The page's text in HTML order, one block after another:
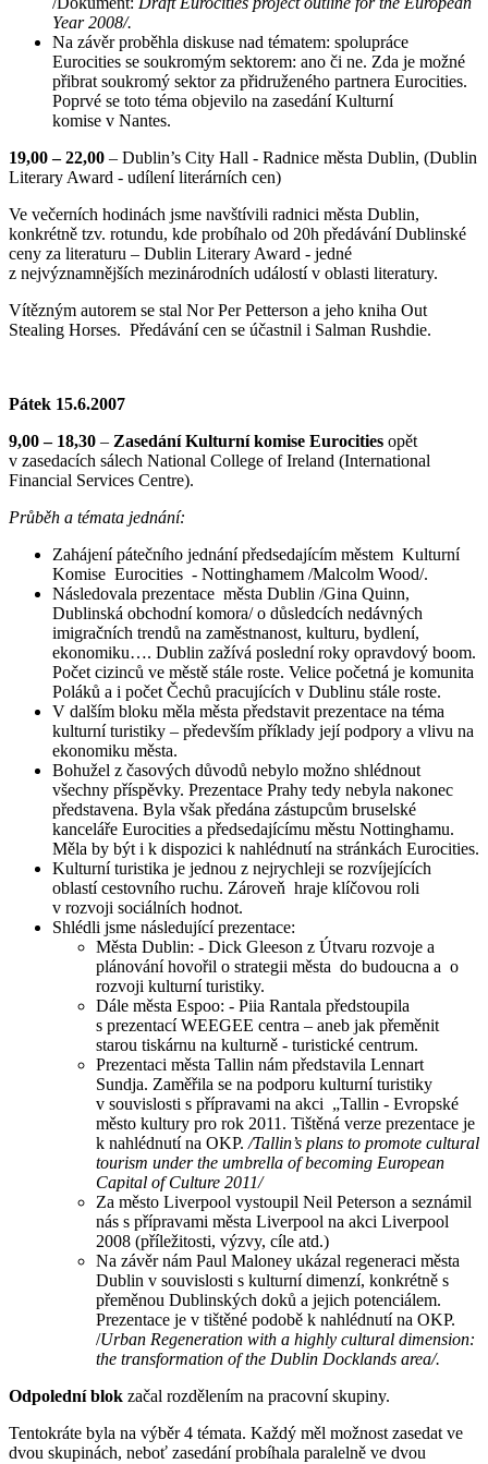
Year 2008/.
Na závěr proběhla diskuse nad tématem: spolupráce
Eurocities se soukromým sektorem: ano či ne. Zda je možné
přibrat soukromý sektor za přidruženého partnera Eurocities.
Poprvé se toto téma objevilo na zasedání Kulturní
komise v Nantes.
19,00 – 22,00 – Dublin’s City Hall - Radnice města Dublin, (Dublin
Literary Award - udílení literárních cen)
Ve večerních hodinách jsme navštívili radnici města Dublin,
konkrétně tzv. rotundu, kde probíhalo od 20h předávání Dublinské
ceny za literaturu – Dublin Literary Award - jedné
z nejvýznamnějších mezinárodních událostí v oblasti literatury.
Vítězným autorem se stal Nor Per Petterson a jeho kniha Out
Stealing Horses. Předávání cen se účastnil i Salman Rushdie.
Pátek 15.6.2007
9,00 – 18,30 – Zasedání Kulturní komise Eurocities opět
v zasedacích sálech National College of Ireland (International
Financial Services Centre).
Průběh a témata jednání:
Zahájení pátečního jednání předsedajícím městem Kulturní
Komise Eurocities - Nottinghamem /Malcolm Wood/.
Následovala prezentace města Dublin /Gina Quinn,
Dublinská obchodní komora/ o důsledcích nedávných
imigračních trendů na zaměstnanost, kulturu, bydlení,
ekonomiku…. Dublin zažívá poslední roky opravdový boom.
Počet cizinců ve městě stále roste. Velice početná je komunita
Poláků a i počet Čechů pracujících v Dublinu stále roste.
V dalším bloku měla města představit prezentace na téma
kulturní turistiky – především příklady její podpory a vlivu na
ekonomiku města.
Bohužel z časových důvodů nebylo možno shlédnout
všechny příspěvky. Prezentace Prahy tedy nebyla nakonec
představena. Byla však předána zástupcům bruselské
kanceláře Eurocities a předsedajícímu městu Nottinghamu.
Měla by být i k dispozici k nahlédnutí na stránkách Eurocities.
Kulturní turistika je jednou z nejrychleji se rozvíjejících
oblastí cestovního ruchu. Zároveň hraje klíčovou roli
v rozvoji sociálních hodnot.
Shlédli jsme následující prezentace:
Města Dublin: - Dick Gleeson z Útvaru rozvoje a
plánování hovořil o strategii města do budoucna a o
rozvoji kulturní turistiky.
Dále města Espoo: - Piia Rantala předstoupila
s prezentací WEEGEE centra – aneb jak přeměnit
starou tiskárnu na kulturně - turistické centrum.
Prezentaci města Tallin nám představila Lennart
Sundja. Zaměřila se na podporu kulturní turistiky
v souvislosti s přípravami na akci „Tallin - Evropské
město kultury pro rok 2011. Tištěná verze prezentace je
k nahlédnutí na OKP. /Tallin’s plans to promote cultural
tourism under the umbrella of becoming European
Capital of Culture 2011/
Za město Liverpool vystoupil Neil Peterson a seznámil
nás s přípravami města Liverpool na akci Liverpool
2008 (příležitosti, výzvy, cíle atd.)
Na závěr nám Paul Maloney ukázal regeneraci města
Dublin v souvislosti s kulturní dimenzí, konkrétně s
přeměnou Dublinských doků a jejich potenciálem.
Prezentace je v tištěné podobě k nahlédnutí na OKP.
/Urban Regeneration with a highly cultural dimension:
the transformation of the Dublin Docklands area/.
Odpolední blok začal rozdělením na pracovní skupiny.
Tentokráte byla na výběr 4 témata. Každý měl možnost zasedat ve
dvou skupinách, neboť zasedání probíhala paralelně ve dvou